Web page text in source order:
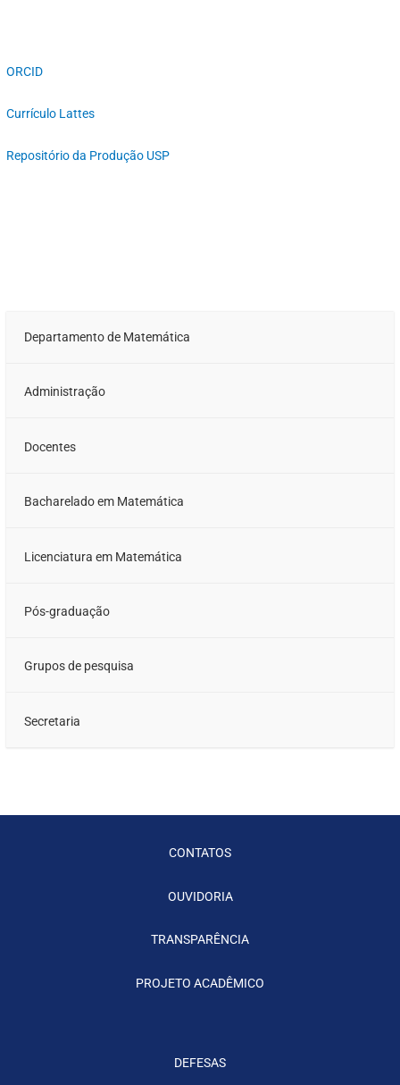
Departamento de Matemática
Administração
Docentes
Bacharelado em Matemática
Licenciatura em Matemática
Pós-graduação
Grupos de pesquisa
Secretaria
ORCID
Currículo Lattes
Repositório da Produção USP
CONTATOS
OUVIDORIA
TRANSPARÊNCIA
PROJETO ACADÊMICO
DEFESAS